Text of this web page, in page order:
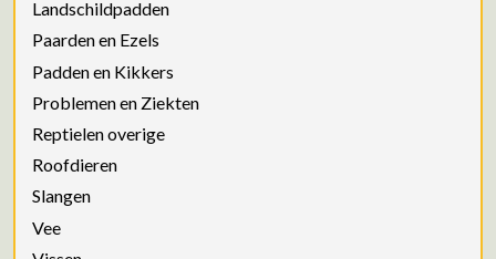
Landschildpadden
Paarden en Ezels
Padden en Kikkers
Problemen en Ziekten
Reptielen overige
Roofdieren
Slangen
Vee